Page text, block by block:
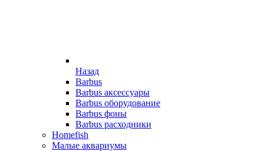
Назад
Barbus
Barbus аксессуары
Barbus оборудование
Barbus фоны
Barbus расходники
Homefish
Малые аквариумы